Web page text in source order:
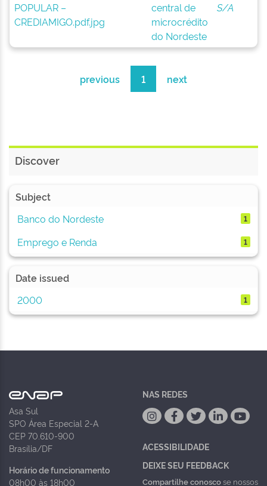
central de
microcrédito
do Nordeste
S/A
previous 1 next
Discover
Subject
Banco do Nordeste
1
Emprego e Renda 1
Date issued
2000
1
Asa Sul
SPO Área Especial 2-A
CEP 70.610-900
Brasília/DF
Horário de funcionamento
08h00 às 18h00
NAS REDES
ACESSIBILIDADE
DEIXE SEU FEEDBACK
Compartilhe conoscose nossos